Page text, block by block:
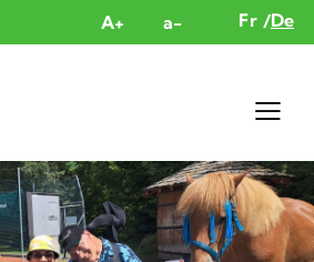
A+ a- Fr De